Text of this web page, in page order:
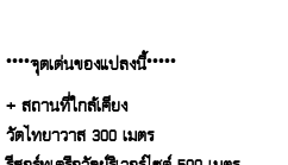
****จุดเด่นของแปลงนี้*****
+ สถานที่ใกล้เคียง
วัดไทยาวาส 300 เมตร